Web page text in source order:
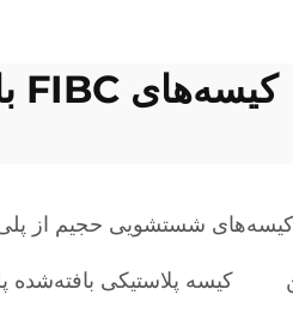
کیسه‌های FIBC بافت‌شده از پلی‌پروپیلن
کیسه‌های شستشویی حجیم از
کیسه پلاستیکی بافته‌شده